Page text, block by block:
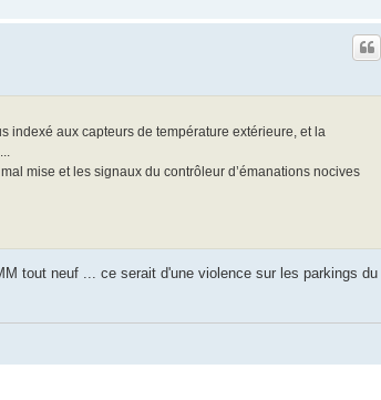
indexé aux capteurs de température extérieure, et la
mise et les signaux du contrôleur d’émanations nocives
tout neuf ... ce serait d'une violence sur les parkings du